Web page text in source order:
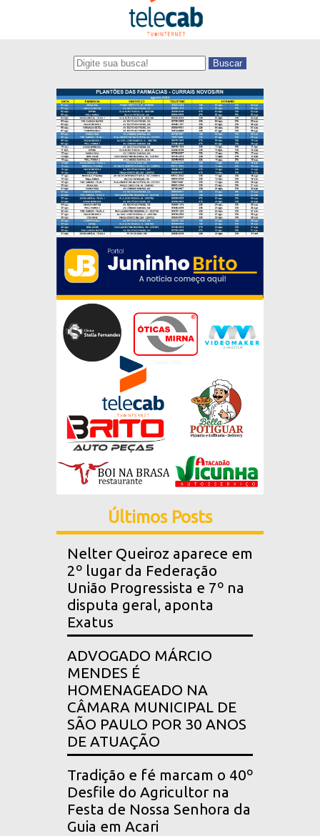
Buscar
Últimos Posts
Nelter Queiroz aparece em
2º lugar da Federação
União Progressista e 7º na
disputa geral, aponta
Exatus
ADVOGADO MÁRCIO
MENDES É
HOMENAGEADO NA
CÂMARA MUNICIPAL DE
SÃO PAULO POR 30 ANOS
DE ATUAÇÃO
Tradição e fé marcam o 40º
Desfile do Agricultor na
Festa de Nossa Senhora da
Guia em Acari